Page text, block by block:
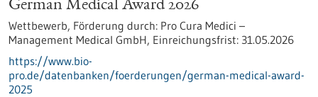
German Medical Award 2026
Wettbewerb, Förderung durch: Pro Cura Medici –
Management Medical GmbH, Einreichungsfrist: 31.05.2026
https://www.bio-
pro.de/datenbanken/foerderungen/german-medical-award-
2025